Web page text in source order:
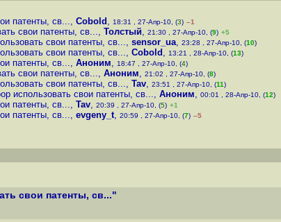
патенты, св..., Cobold , 18:31 , 27-Апр-10, (3) –1
свои патенты, св..., Толстый, 21:30 , 27-Апр-10, (9) +5
свои патенты, св..., sensor_ua, 23:28 , 27-Апр-10, (10)
свои патенты, св..., Cobold , 13:21 , 28-Апр-10, (13)
патенты, св..., Аноним, 18:47 , 27-Апр-10, (4)
свои патенты, св..., Аноним, 21:02 , 27-Апр-10, (8)
свои патенты, св..., Tav, 23:51 , 27-Апр-10, (11)
использовать свои патенты, св..., Аноним, 00:01 , 28-Апр-10, (12)
патенты, св..., Tav, 20:39 , 27-Апр-10, (5) +1
патенты, св..., evgeny_t, 20:59 , 27-Апр-10, (7) –5
свои патенты, св..."